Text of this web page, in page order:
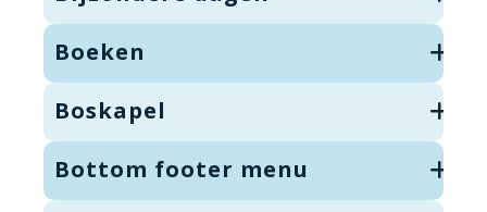
Boeken
Boskapel
Bottom footer menu